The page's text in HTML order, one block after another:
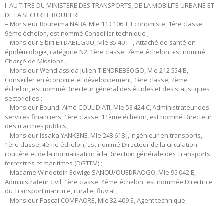
I. AU TITRE DU MINISTERE DES TRANSPORTS, DE LA MOBILITE URBAINE ET
DE LA SECURITE ROUTIERE
– Monsieur Boureima NABA, Mle 110 106 T, Economiste, 1ère classe,
9ème échelon, est nommé Conseiller technique ;
– Monsieur Sibiri Eli DABILGOU, Mle 85 401 T, Attaché de santé en
épidémiologie, catégorie N2, 1ère classe, 7ème échelon, est nommé
Chargé de Missions ;
– Monsieur Wendlassida Julien TIENDREBEOGO, Mle 212 554 B,
Conseiller en économie et développement, 1ère classe, 2ème
échelon, est nommé Directeur général des études et des statistiques
sectorielles ;
– Monsieur Boundi Aimé COULIDIATI, Mle 58 424 C, Administrateur des
services financiers, 1ère classe, 11ème échelon, est nommé Directeur
des marchés publics ;
– Monsieur Issaka YANKENE, Mle 248 618 J, Ingénieur en transports,
1ère classe, 4ème échelon, est nommé Directeur de la circulation
routière et de la normalisation à la Direction générale des Transports
terrestres et maritimes (DGTTM) ;
– Madame Windetoin Edwige SANOU/OUEDRAOGO, Mle 96 042 E,
Administrateur civil, 1ère classe, 4ème échelon, est nommée Directrice
du Transport maritime, rural et fluvial ;
– Monsieur Pascal COMPAORE, Mle 32 409 S, Agent technique